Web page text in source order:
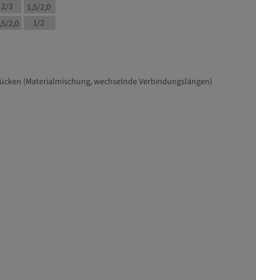
2/3
1,5/2,0
2,0 1/2
(Materialmischung, wechselnde Verbindungslängen)